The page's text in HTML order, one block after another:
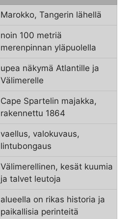
Marokko, Tangerin lähellä
noin 100 metriä
merenpinnan yläpuolella
upea näkymä Atlantille ja
Välimerelle
Cape Spartelin majakka,
rakennettu 1864
vaellus, valokuvaus,
lintubongaus
Välimerellinen, kesät kuumia
ja talvet leutoja
alueella on rikas historia ja
paikallisia perinteitä